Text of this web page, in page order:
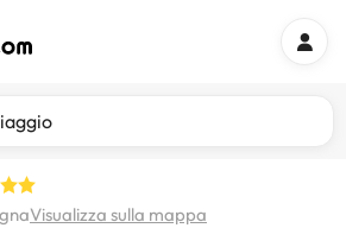
Visualizza sulla mappa